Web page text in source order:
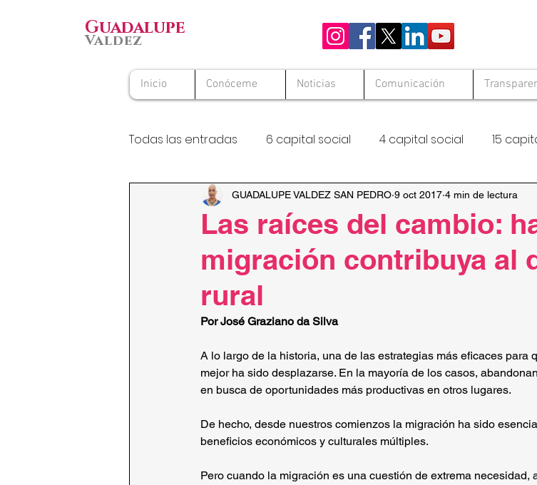
Guadalupe
Valdez
Inicio Conóceme Noticias Comunicación
Todas las entradas 6 capital social 4 capital social 15
Premio Nacional al Voluntario Solid Hambre Cero FAO
Las raíces del cambio:
migración contribuya al
rural
GUADALUPE VALDEZ SAN PEDRO 9 oct 2017 4 min de lectura
Por José Graziano da Silva
A lo largo de la historia, una de las estrategias más eficaces para
mejor ha sido desplazarse. En la mayoría de los casos,
en busca de oportunidades más productivas en otros lugares.
De hecho, desde nuestros comienzos la migración ha sido
beneficios económicos y culturales múltiples.
Pero cuando la migración es una cuestión de extrema necesidad,